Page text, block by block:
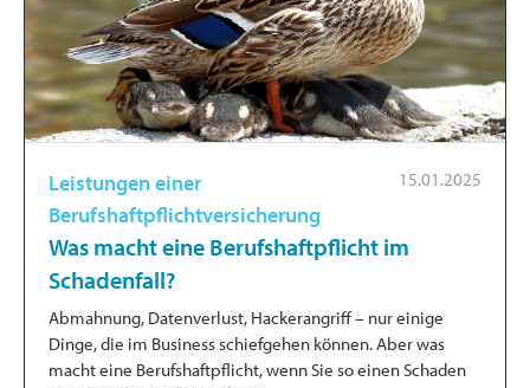
15.01.2025
Leistungen einer
Berufshaftpflichtversicherung
Was macht eine Berufshaftpflicht im
Schadenfall?
Abmahnung, Datenverlust, Hackerangriff – nur einige
Dinge, die im Business schiefgehen können. Aber was
macht eine Berufshaftpflicht, wenn Sie so einen Schaden